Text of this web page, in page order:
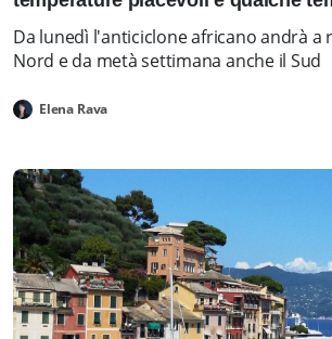
Da lunedì l'anticiclone africano andrà a
Nord e da metà settimana anche il Sud
Elena Rava